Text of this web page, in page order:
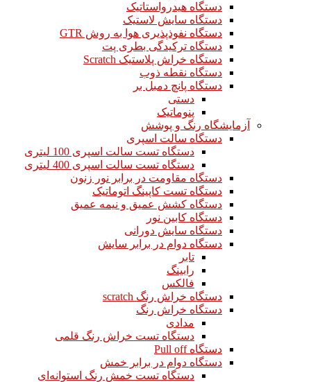
دستگاه هیدرواستاتیک
دستگاه سایش لاستیک
دستگاه نفوذپذیری هوا به روش GTR
دستگاه ترکیدگی بطری پت
دستگاه خراش پلاستیک Scratch
دستگاه نقطه ذوب
دستگاه پانچ دمبل بر
دستی
پنوماتیک
آزمایشگاه رنگ و پوشش
دستگاه سالت اسپری
دستگاه تست سالت اسپری 100 لیتری
دستگاه تست سالت اسپری 400 لیتری
دستگاه مقاومت در برابر نور زنون
دستگاه تست کاپینگ اتوماتیک
دستگاه کشش عمیق و نیمه عمیق
دستگاه کابین نور
دستگاه سایش دورانی
دستگاه دوام در برابر سایش
تابر
رابینگ
فالکس
دستگاه خراش رنگ scratch
دستگاه خراش رنگ
مدادی
دستگاه تست خراش رنگ قلمی
دستگاه Pull off
دستگاه دوام در برابر خمش
دستگاه تست خمش رنگ استوانه‌ای